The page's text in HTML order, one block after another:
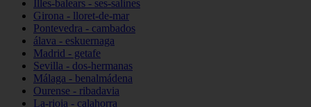
Illes-balears - ses-salines
Girona - lloret-de-mar
Pontevedra - cambados
álava - eskuernaga
Madrid - getafe
Sevilla - dos-hermanas
Málaga - benalmádena
Ourense - ribadavia
La-rioja - calahorra